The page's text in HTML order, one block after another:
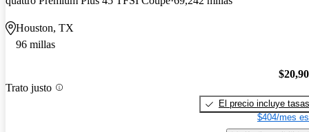
Houston, TX
96 millas
Trato justo
El precio incluye tasas
$404/mes